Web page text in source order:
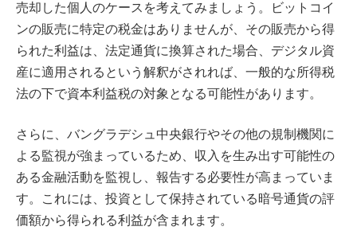
売却した個人のケースを考えてみましょう。ビットコイ
ンの販売に特定の税金はありませんが、その販売から得
られた利益は、法定通貨に換算された場合、デジタル資
産に適用されるという解釈がされれば、一般的な所得税
法の下で資本利益税の対象となる可能性があります。
さらに、バングラデシュ中央銀行やその他の規制機関に
よる監視が強まっているため、収入を生み出す可能性の
ある金融活動を監視し、報告する必要性が高まっていま
す。これには、投資として保持されている暗号通貨の評
価額から得られる利益が含まれます。